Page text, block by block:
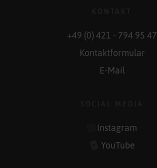
+49 (0) 421 - 794 95 47
Kontaktformular
E-Mail
Instagram
YouTube